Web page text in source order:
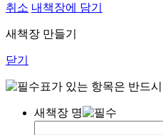
취소 내책장에 담기
새책장 만들기
닫기
표가 있는 항목은 반드
새책장 명